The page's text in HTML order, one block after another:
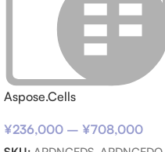
Aspose.Cells
¥236,000 – ¥708,000